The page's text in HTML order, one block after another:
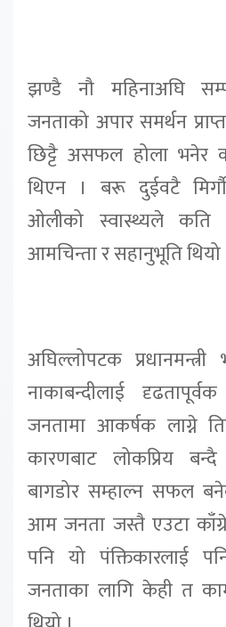
झण्डै नौ महिनाअघि
जनताको अपार समर्थन
छिट्टै असफल होला
थिएन । बरू दुईवटै
ओलीको स्वास्थ्यले कति
आमचिन्ता र सहानुभूति थियो
अघिल्लोपटक
नाकाबन्दीलाई
जनतामा आकर्षक लाग्ने
कारणबाट लोकप्रिय बन्दै
बागडोर सम्हाल्न सफल
आम जनता जस्तै एउटा
पनि यो पंक्तिकारलाई
जनताका लागि केही त